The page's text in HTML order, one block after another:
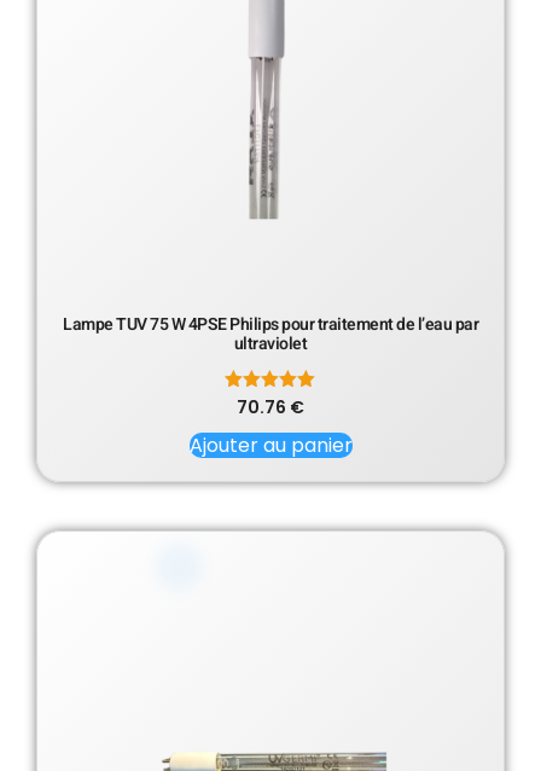
Lampe TUV 75 W 4PSE Philips pour traitement de l’eau par
ultraviolet
Note
sur 5
70.76 €
Ajouter au panier